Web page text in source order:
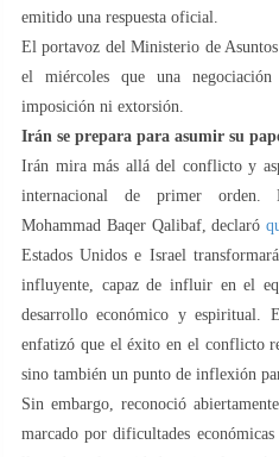
emitido una respuesta oficial.
El portavoz del Ministerio de
el miércoles que una
imposición ni extorsión.
Irán se prepara para asumir su
Irán mira más allá del conflicto y
internacional de primer orden.
Mohammad Baqer Qalibaf, declaró
Estados Unidos e Israel
influyente, capaz de influir en el
desarrollo económico y espiritual.
enfatizó que el éxito en el conflicto
sino también un punto de inflexión
Sin embargo, reconoció
marcado por dificultades